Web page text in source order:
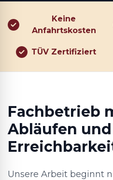
Keine
Anfahrtskosten
TÜV Zertifiziert
Fachbetrieb
Abläufen
Unsere Arbeit beginnt